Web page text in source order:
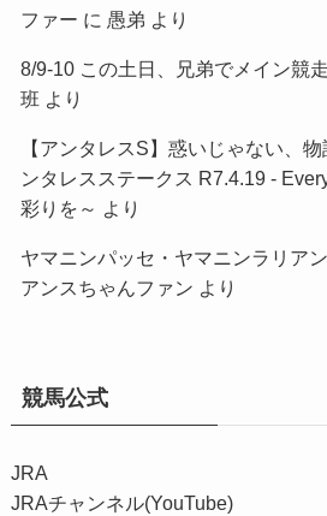
ファー に 愚弟 より
8/9-10 この土日、兄弟でメイン競
班 より
【アンタレスS】惑いじゃない、
ンタレスステークス R7.4.19 -
彩りを～ より
ヤマニンパッセ・ヤマニンラリア
アンスちゃんファン より
競馬公式
JRA
JRAチャンネル(YouTube)